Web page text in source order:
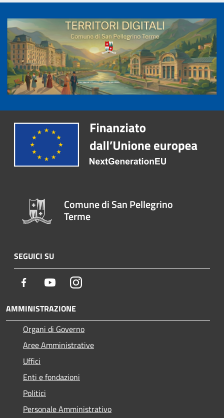
Comune di San Pellegrino
Terme
SEGUICI SU
Facebook YoutubeInstagram
AMMINISTRAZIONE
Organi di Governo
Aree Amministrative
Uffici
Enti e fondazioni
Politici
Personale Amministrativo